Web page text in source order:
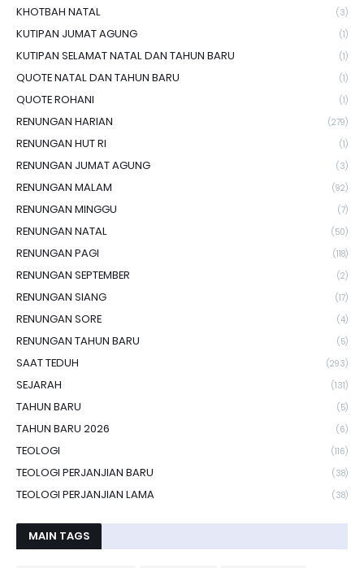
KHOTBAH NATAL (3)
KUTIPAN JUMAT AGUNG (1)
KUTIPAN SELAMAT NATAL DAN TAHUN BARU (1)
QUOTE NATAL DAN TAHUN BARU (1)
QUOTE ROHANI (1)
RENUNGAN HARIAN (279)
RENUNGAN HUT RI (1)
RENUNGAN JUMAT AGUNG (3)
RENUNGAN MALAM (92)
RENUNGAN MINGGU (7)
RENUNGAN NATAL (50)
RENUNGAN PAGI (118)
RENUNGAN SEPTEMBER (2)
RENUNGAN SIANG (17)
RENUNGAN SORE (4)
RENUNGAN TAHUN BARU (5)
SAAT TEDUH (293)
SEJARAH (131)
TAHUN BARU (5)
TAHUN BARU 2026 (6)
TEOLOGI (116)
TEOLOGI PERJANJIAN BARU (38)
TEOLOGI PERJANJIAN LAMA (38)
MAIN TAGS